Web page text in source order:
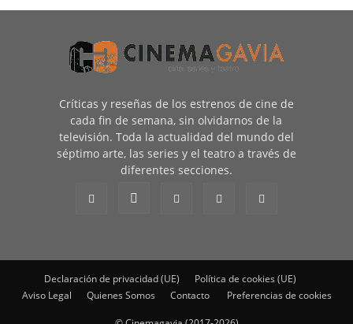
Críticas y reseñas de los estrenos de cine de
cada fin de semana, sin olvidarnos de la
televisión. Toda la actualidad del mundo del
séptimo arte, las series y el teatro a través de
diferentes secciones.
Declaración de privacidad (UE)
Política de cookies (UE)
Aviso Legal
Quienes Somos Contacto Preferencias de cookies